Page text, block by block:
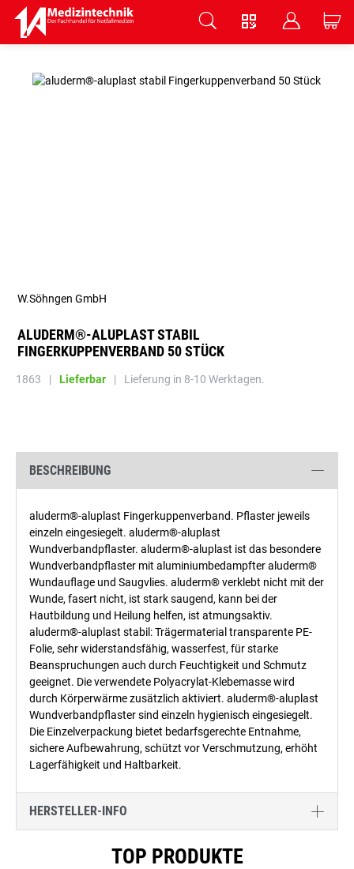
V B C
ALUDERM®-ALUPLAST STABIL
FINGERKUPPENVERBAND 50 STÜCK
W.Söhngen GmbH
1863 | Lieferbar | Lieferung in 8-10 Werktagen.
BESCHREIBUNG
aluderm®-aluplast Fingerkuppenverband. Pflaster jeweils
einzeln eingesiegelt. aluderm®-aluplast
Wundverbandpflaster. aluderm®-aluplast ist das besondere
Wundverbandpflaster mit aluminiumbedampfter aluderm®
Wundauflage und Saugvlies. aluderm® verklebt nicht mit der
Wunde, fasert nicht, ist stark saugend, kann bei der
Hautbildung und Heilung helfen, ist atmungsaktiv.
aluderm®-aluplast stabil: Trägermaterial transparente PE-
Folie, sehr widerstandsfähig, wasserfest, für starke
Beanspruchungen auch durch Feuchtigkeit und Schmutz
geeignet. Die verwendete Polyacrylat-Klebemasse wird
durch Körperwärme zusätzlich aktiviert. aluderm®-aluplast
Wundverbandpflaster sind einzeln hygienisch eingesiegelt.
Die Einzelverpackung bietet bedarfsgerechte Entnahme,
sichere Aufbewahrung, schützt vor Verschmutzung, erhöht
Lagerfähigkeit und Haltbarkeit.
HERSTELLER-INFO
TOP PRODUKTE